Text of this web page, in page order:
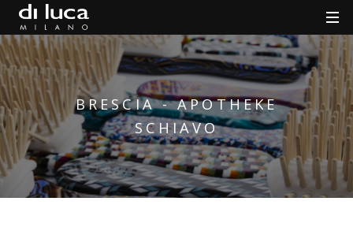
BRESCIA - APOTHEKE
SCHIAVO